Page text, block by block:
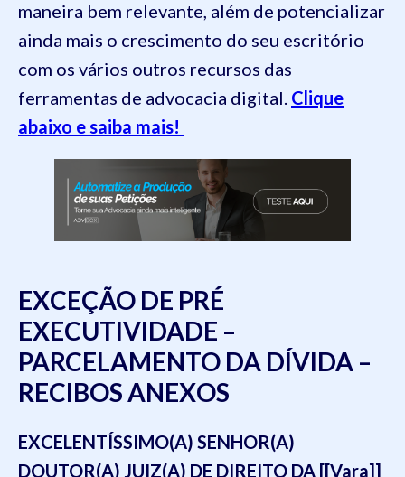
maneira bem relevante, além de potencializar
ainda mais o crescimento do seu escritório
com os vários outros recursos das
ferramentas de advocacia digital. Clique
abaixo e saiba mais!
EXCEÇÃO DE PRÉ
EXECUTIVIDADE –
PARCELAMENTO DA DÍVIDA –
RECIBOS ANEXOS
EXCELENTÍSSIMO(A) SENHOR(A)
DOUTOR(A) JUIZ(A) DE DIREITO DA [[Vara]]